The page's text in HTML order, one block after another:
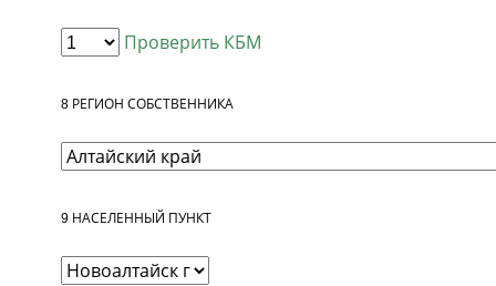
Проверить КБМ
8 РЕГИОН СОБСТВЕННИКА
9 НАСЕЛЕННЫЙ ПУНКТ